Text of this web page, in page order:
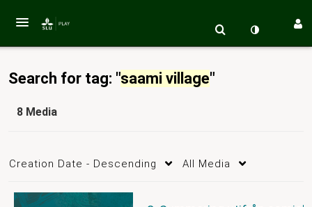
Search for tag: "saami village"
8 Media
Creation Date - Descending All Media